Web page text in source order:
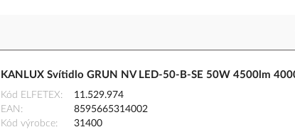
KANLUX Svítidlo GRUN NV LED-50-B-SE 50W 4500lm
Kód ELFETEX
11.529.974
EAN
8595665314002
Kód výrobce
31400